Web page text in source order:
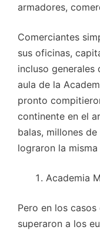
armadores,
Comerciantes
sus oficinas,
incluso generales
aula de la
pronto
continente en el
balas, millones
lograron la
Academia
Pero en los
superaron a los